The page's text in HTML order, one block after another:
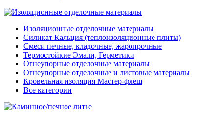
Изоляционные отделочные материалы
Силикат Кальция (теплоизоляционные плиты)
Смеси печные, кладочные, жаропрочные
Термостойкие Эмали, Герметики
Огнеупорные отделочные материалы
Огнеупорные отделочные и листовые материалы
Кровельная изоляция Мастер-флеш
Все категории